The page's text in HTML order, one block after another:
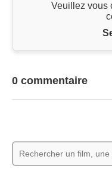
Veuillez vous
0 commentaire